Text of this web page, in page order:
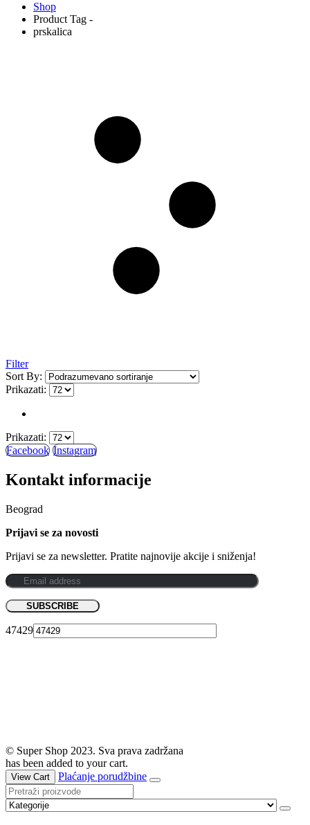
Shop
Product Tag -
prskalica
Filter
Sort By:
Prikazati:
Prikazati:
Facebook Instagram
Kontakt informacije
Beograd
Prijavi se za novosti
Prijavi se za newsletter. Pratite najnovije akcije i sniženja!
47429
© Super Shop 2023. Sva prava zadržana
has been added to your cart.
View Cart Plaćanje porudžbine